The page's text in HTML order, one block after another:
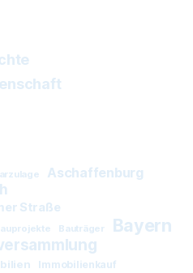
Aschaffenburg
Straße
Bauträger Bayern
Immobilienkauf